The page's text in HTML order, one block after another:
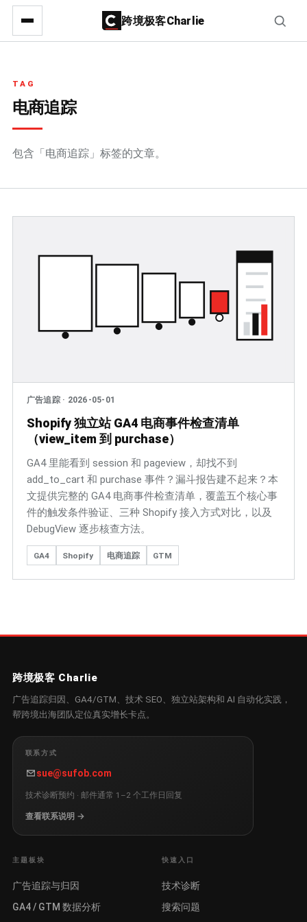
跨境极客Charlie
TAG
电商追踪
包含「电商追踪」标签的文章。
广告追踪· 2026-05-01
Shopify 独立站 GA4 电商事件检查清单
（view_item 到 purchase）
GA4 里能看到 session 和 pageview，却找不到
add_to_cart 和 purchase 事件？漏斗报告建不起来？本
文提供完整的 GA4 电商事件检查清单，覆盖五个核心事
件的触发条件验证、三种 Shopify 接入方式对比，以及
DebugView 逐步核查方法。
GA4 Shopify 电商追踪 GTM
跨境极客 Charlie
广告追踪归因、GA4/GTM、技术 SEO、独立站架构和 AI 自动化实践，
帮跨境出海团队定位真实增长卡点。
联系方式
sue@sufob.com
技术诊断预约 · 邮件通常 1–2 个工作日回复
查看联系说明 →
主题板块
广告追踪与归因
GA4 / GTM 数据分析
快速入口
技术诊断
搜索问题